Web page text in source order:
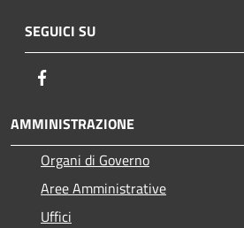
SEGUICI SU
AMMINISTRAZIONE
Organi di Governo
Aree Amministrative
Uffici